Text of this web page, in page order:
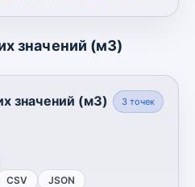
значений (м3)
значений (м3) 3точек
CSV JSON